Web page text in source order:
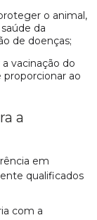
da
de doenças;
ao
a
em
qualificados
com a